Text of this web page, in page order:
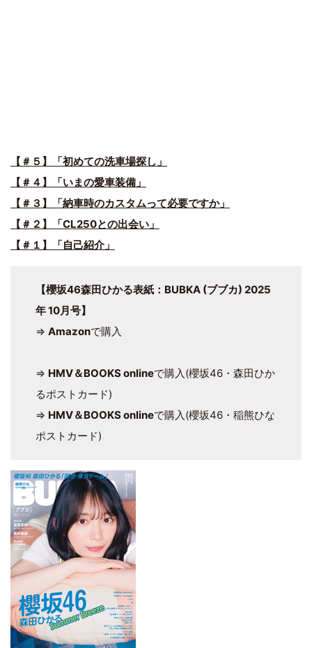
【＃５】「初めての洗車場探し」
【＃４】「いまの愛車装備」
【＃３】「納車時のカスタムって必要ですか」
【＃２】「CL250との出会い」
【＃１】「自己紹介」
【櫻坂46森田ひかる表紙：BUBKA (ブブカ) 2025
年 10月号】
⇒ Amazonで購入
⇒ HMV＆BOOKS onlineで購入(櫻坂46・森田ひか
るポストカード)
⇒ HMV＆BOOKS onlineで購入(櫻坂46・稲熊ひな
ポストカード)